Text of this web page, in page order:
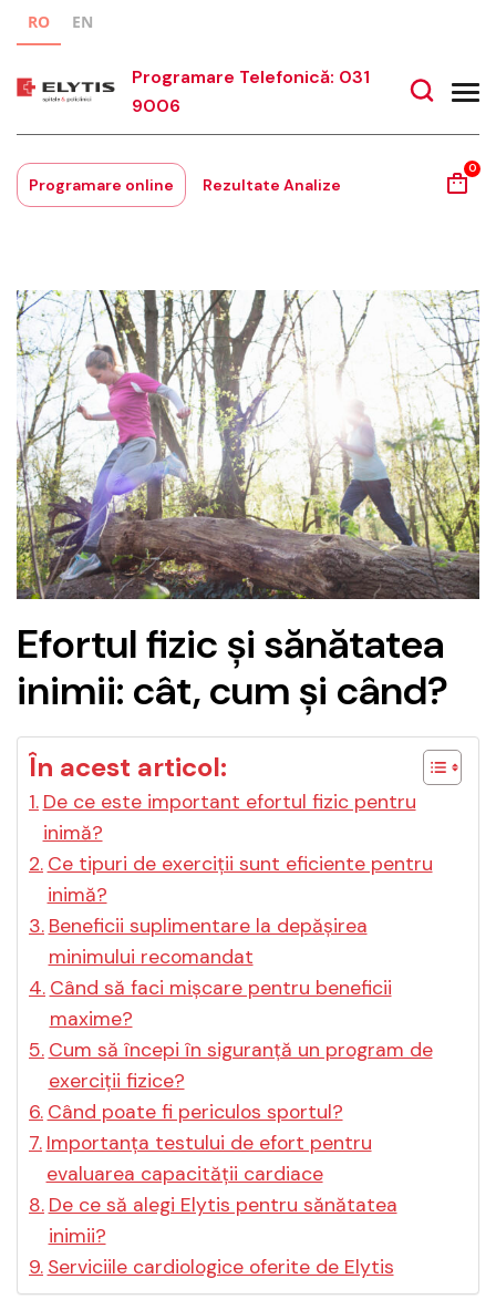
RO EN
Programare Telefonică: 031
9006
Programare online Rezultate Analize
0
Efortul fizic și sănătatea
inimii: cât, cum și când?
În acest articol:
De ce este important efortul fizic pentru
inimă?
Ce tipuri de exerciții sunt eficiente pentru
inimă?
Beneficii suplimentare la depășirea
minimului recomandat
Când să faci mișcare pentru beneficii
maxime?
Cum să începi în siguranță un program de
exerciții fizice?
Când poate fi periculos sportul?
Importanța testului de efort pentru
evaluarea capacității cardiace
De ce să alegi Elytis pentru sănătatea
inimii?
Serviciile cardiologice oferite de Elytis